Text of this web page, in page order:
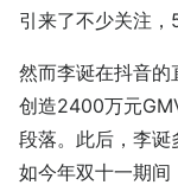
引来了不少关注，
然而李诞在抖音的
创造2400万元
段落。此后，李诞
如今年双十一期间